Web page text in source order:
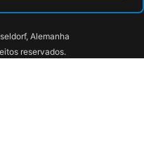
Alemanha
reservados.